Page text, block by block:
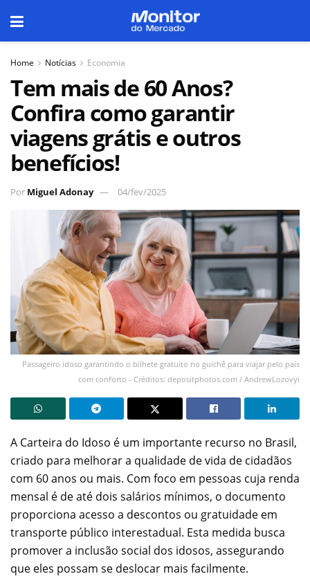
Home Notícias Economia
Tem mais de 60 Anos?
Confira como garantir
viagens grátis e outros
benefícios!
Por Miguel Adonay 04/fev/2025
Passageiro idoso garantindo o bilhete gratuito no guichê para viajar pelo país
com conforto - Créditos: depositphotos.com / AndrewLozovyi
A Carteira do Idoso é um importante recurso no Brasil,
criado para melhorar a qualidade de vida de cidadãos
com 60 anos ou mais. Com foco em pessoas cuja renda
mensal é de até dois salários mínimos, o documento
proporciona acesso a descontos ou gratuidade em
transporte público interestadual. Esta medida busca
promover a inclusão social dos idosos, assegurando
que eles possam se deslocar mais facilmente.